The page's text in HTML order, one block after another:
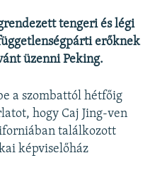
tengeri és légi
erőknek
üzenni Peking.
a szombattól hétfőig
hogy Caj Jing-ven
találkozott
képviselőház